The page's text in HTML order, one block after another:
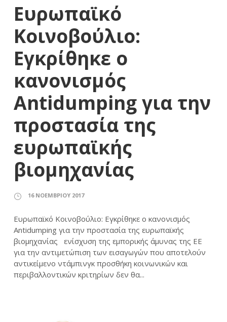
Ευρωπαϊκό
Κοινοβούλιο:
Εγκρίθηκε ο
κανονισμός
Antidumping για την
προστασία της
ευρωπαϊκής
βιομηχανίας
16 ΝΟΕΜΒΡΊΟΥ 2017
Ευρωπαϊκό Κοινοβούλιο: Εγκρίθηκε ο κανονισμός
Antidumping για την προστασία της ευρωπαϊκής
βιομηχανίας ενίσχυση της εμπορικής άμυνας της ΕΕ
για την αντιμετώπιση των εισαγωγών που αποτελούν
αντικείμενο ντάμπινγκ προσθήκη κοινωνικών και
περιβαλλοντικών κριτηρίων δεν θα...